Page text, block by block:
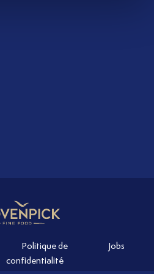
Politique de
confidentialité
Jobs